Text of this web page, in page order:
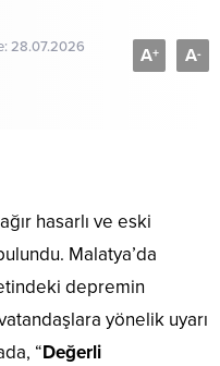
28.07.2026
A+ A-
hasarlı ve eski
Malatya’da
depremin
yönelik uyarı
“Değerli